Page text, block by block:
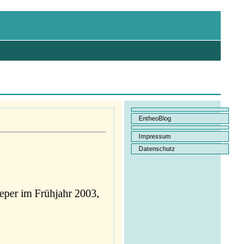
im Frühjahr 2003,
EntheoBlog
Impressum
Datenschutz